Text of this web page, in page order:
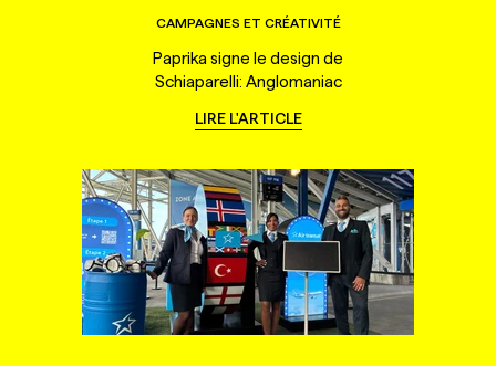
CAMPAGNES ET CRÉATIVITÉ
Paprika signe le design de
Schiaparelli: Anglomaniac
LIRE L'ARTICLE